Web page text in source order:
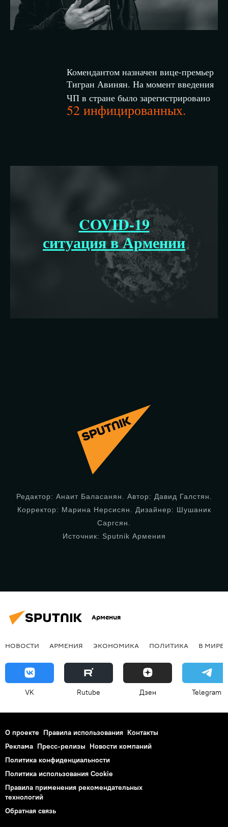
Комендантом назначен вице-премьер
Тигран Авинян. На момент введения
ЧП в стране было зарегистрировано
52 инфицированных.
COVID-19
ситуация в Армении
Редактор: Анаит Баласанян. Автор: Давид Галстян.
Корректор: Марина Нерсисян. Дизайнер: Шушаник
Саргсян.
Источник: Sputnik Армения
Армения
НОВОСТИ АРМЕНИЯ ЭКОНОМИКА ПОЛИТИКА В МИРЕ
VK Rutube Дзен Telegram
О проекте Правила использования Контакты
Реклама Пресс-релизы Новости компаний
Политика конфиденциальности
Политика использования Cookie
Правила применения рекомендательных
технологий
Обратная связь